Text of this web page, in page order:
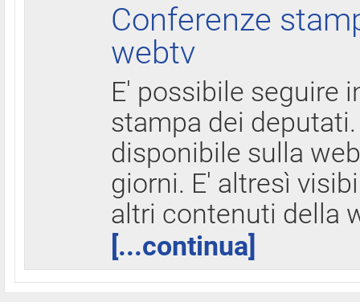
Conferenze
webtv
E' possibile seguire
stampa dei
disponibile sulla
giorni. E' altresì
altri contenuti della
[...continua]